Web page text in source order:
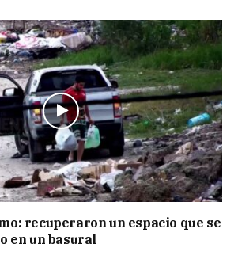
recuperaron un espacio que se
en un basural